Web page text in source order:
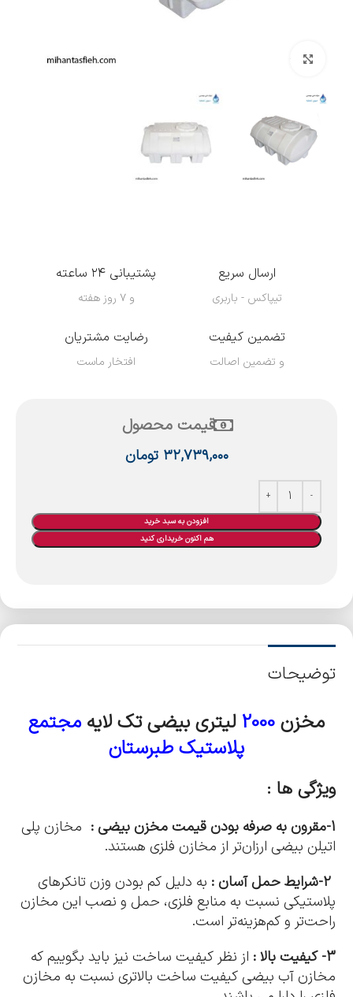
بزرگنمایی تصویر
ارسال سریع
تیپاکس - باربری
پشتیبانی ۲۴ ساعته
و ۷ روز هفته
تضمین کیفیت
و تضمین اصالت
رضایت مشتریان
افتخار ماست
قیمت محصول
۳۲,۷۳۹,۰۰۰ تومان
افزودن به سبد خرید
هم اکنون خریداری کنید
توضیحات
مخزن2000 لیتری بیضی تک لایهمجتمع
پلاستیک طبرستان
ویژگی ها :
1-مقرون به صرفه بودن قیمت مخزن بیضی :
مخازن پلی
اتیلن بیضی ارزان‌تر از مخازن فلزی هستند.
به دلیل کم بودن وزن تانکرهای
پلاستیکی نسبت به منابع فلزی، حمل و نصب این مخازن
راحت‌تر و کم‌هزینه‌تر است.
3- کیفیت بالا :
از نظر کیفیت ساخت نیز باید بگوییم که
مخازن آب بیضی کیفیت ساخت بالاتری نسبت به مخازن